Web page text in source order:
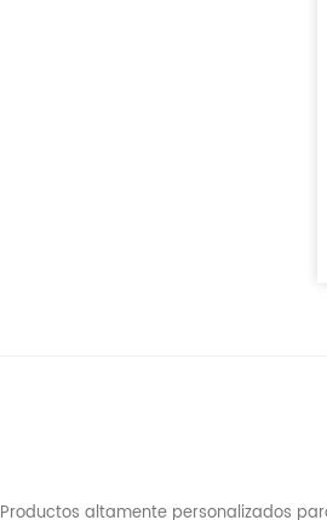
Productos altamente personalizados